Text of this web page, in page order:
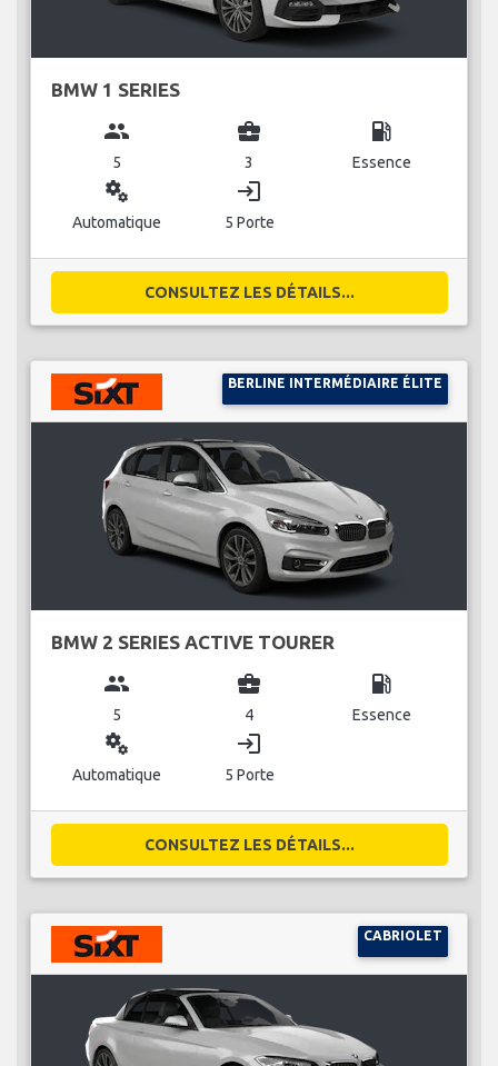
BMW 1 SERIES
group
5
business_center
3
local_gas_station
Essence
miscellaneous_services
Automatique
login
5 Porte
CONSULTEZ LES DÉTAILS...
BERLINE INTERMÉDIAIRE ÉLITE
BMW 2 SERIES ACTIVE TOURER
group
5
business_center
4
local_gas_station
Essence
miscellaneous_services
Automatique
login
5 Porte
CONSULTEZ LES DÉTAILS...
CABRIOLET